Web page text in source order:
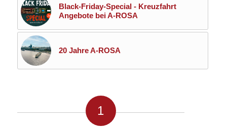
Black-Friday-Special - Kreuzfahrt
Angebote bei A-ROSA
20 Jahre A-ROSA
1